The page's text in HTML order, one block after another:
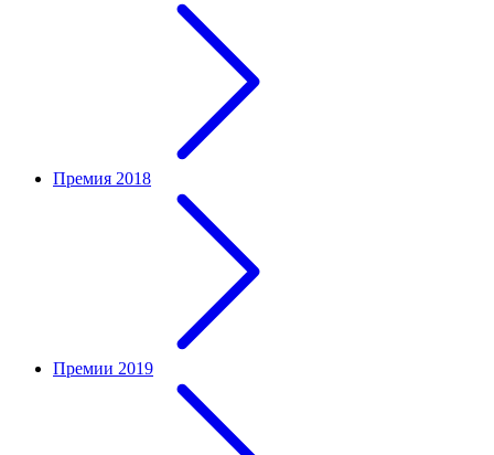
Премия 2018
Премии 2019